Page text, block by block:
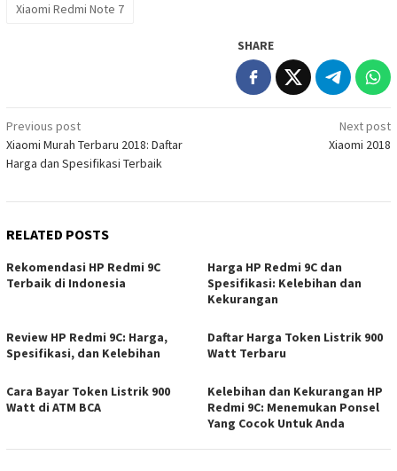
Xiaomi Redmi Note 7
SHARE
Post
navigation
Previous post
Xiaomi Murah Terbaru 2018: Daftar
Harga dan Spesifikasi Terbaik
Next post
Xiaomi 2018
RELATED POSTS
Rekomendasi HP Redmi 9C
Terbaik di Indonesia
Harga HP Redmi 9C dan
Spesifikasi: Kelebihan dan
Kekurangan
Review HP Redmi 9C: Harga,
Spesifikasi, dan Kelebihan
Daftar Harga Token Listrik 900
Watt Terbaru
Cara Bayar Token Listrik 900
Watt di ATM BCA
Kelebihan dan Kekurangan HP
Redmi 9C: Menemukan Ponsel
Yang Cocok Untuk Anda